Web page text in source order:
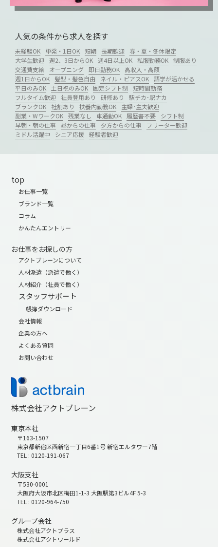
人気の条件から求人を探す
未経験OK 単発・1日OK 短期 長期歓迎
春・夏・冬休限定
大学生歓迎
週2、3日からOK 週4日以上OK 私服勤務OK
制服あり
交通費支給
オープニング 即日勤務OK
高収入・高額
週1日からOK
髪型・髪色自由 ネイル・ピアスOK
語学が活かせる
平日のみOK
土日祝のみOK 固定シフト制
短時間勤務
フルタイム歓迎
社員登用あり 研修あり
駅チカ･駅ナカ
ブランクOK
社割あり 扶養内勤務OK
主婦･主夫歓迎
副業・WワークOK
残業なし 車通勤OK 履歴書不要
シフト制
早朝・朝の仕事
昼からの仕事 夕方からの仕事
フリーター歓迎
ミドル活躍中
シニア応援 経験者歓迎
top
お仕事一覧
ブランド一覧
コラム
かんたんエントリー
お仕事をお探しの方
アクトブレーンについて
人材派遣（派遣で働く）
人材紹介（社員で働く）
スタッフサポート
帳簿ダウンロード
会社情報
企業の方へ
よくある質問
お問い合わせ
株式会社アクトブレーン
東京本社
〒163-1507
東京都新宿区西新宿一丁目6番1号 新宿エルタワー7階
TEL : 0120-191-067
大阪支社
〒530-0001
大阪府大阪市北区梅田1-1-3 大阪駅第3ビル4F 5-3
TEL : 0120-964-750
グループ会社
株式会社アクトプラス
株式会社アクトワールド